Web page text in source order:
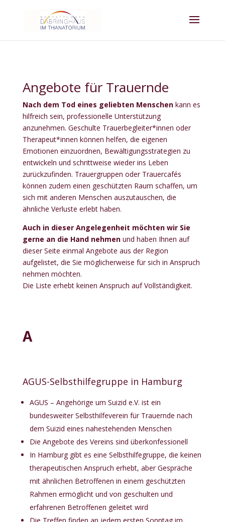
Angebote für Trauernde
Nach dem Tod eines geliebten Menschenkann es
hilfreich sein, professionelle Unterstützung
anzunehmen. Geschulte Trauerbegleiter*innen oder
Therapeut*innen können helfen, die eigenen
Emotionen einzuordnen, Bewältigungsstrategien zu
entwickeln und schrittweise wieder ins Leben
zurückzufinden. Trauergruppen oder Trauercafés
können zudem einen geschützten Raum schaffen, um
sich mit anderen Menschen auszutauschen, die
ähnliche Verluste erlebt haben.
Auch in dieser Angelegenheit möchten wir Sie
gerne an die Hand nehmen und haben Ihnen auf
dieser Seite einmal Angebote aus der Region
aufgelistet, die Sie möglicherweise für sich in Anspruch
nehmen möchten.
Die Liste erhebt keinen Anspruch auf Vollständigkeit.
A
AGUS-Selbsthilfegruppe in Hamburg
AGUS – Angehörige um Suizid e.V. ist ein
bundesweiter Selbsthilfeverein für Trauernde nach
dem Suizid eines nahestehenden Menschen
Die Angebote des Vereins sind überkonfessionell
In Hamburg gibt es eine Selbsthilfegruppe, die keinen
therapeutischen Anspruch erhebt, aber Gespräche
mit ähnlichen Betroffenen in einem geschützten
Rahmen ermöglicht und von geschulten und
erfahrenen Betroffenen geleitet wird